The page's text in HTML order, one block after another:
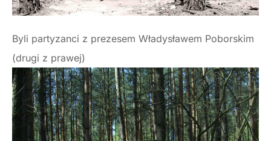
Byli partyzanci z prezesem Władysławem Poborskim
(drugi z prawej)